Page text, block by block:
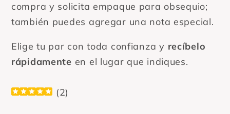
compra y solicita empaque para obsequio;
también puedes agregar una nota especial.
Elige tu par con toda confianza y recíbelo
rápidamente en el lugar que indiques.
(2)